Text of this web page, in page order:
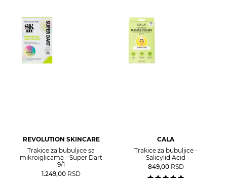
REVOLUTION SKINCARE
Trakice za bubuljice sa
mikroiglicama - Super Dart
9/1
1.249,00 RSD
CALA
Trakice za bubuljice -
Salicylid Acid
849,00 RSD